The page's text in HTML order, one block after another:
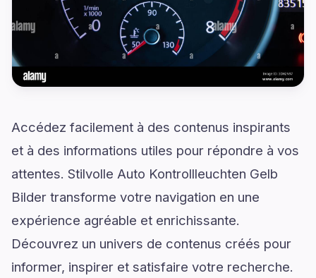
Accédez facilement à des contenus inspirants
et à des informations utiles pour répondre à vos
attentes. Stilvolle Auto Kontrollleuchten Gelb
Bilder transforme votre navigation en une
expérience agréable et enrichissante.
Découvrez un univers de contenus créés pour
informer, inspirer et satisfaire votre recherche.